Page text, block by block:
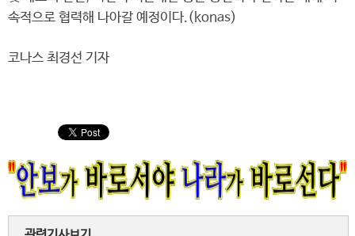
속적으로 협력해 나아갈 예정이다.(konas)
코나스 최경선 기자